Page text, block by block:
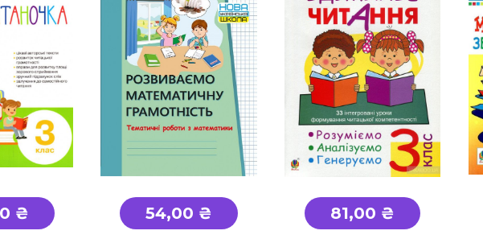
₴ 54,00 ₴ 81,00 ₴